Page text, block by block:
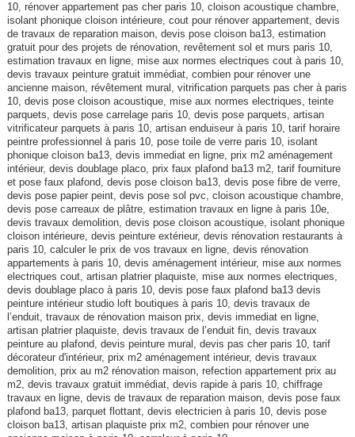
10, rénover appartement pas cher paris 10, cloison acoustique chambre,
isolant phonique cloison intérieure, cout pour rénover appartement, devis
de travaux de reparation maison, devis pose cloison ba13, estimation
gratuit pour des projets de rénovation, revêtement sol et murs paris 10,
estimation travaux en ligne, mise aux normes electriques cout à paris 10,
devis travaux peinture gratuit immédiat, combien pour rénover une
ancienne maison, révêtement mural, vitrification parquets pas cher à paris
10, devis pose cloison acoustique, mise aux normes electriques, teinte
parquets, devis pose carrelage paris 10, devis pose parquets, artisan
vitrificateur parquets à paris 10, artisan enduiseur à paris 10, tarif horaire
peintre professionnel à paris 10, pose toile de verre paris 10, isolant
phonique cloison ba13, devis immediat en ligne, prix m2 aménagement
intérieur, devis doublage placo, prix faux plafond ba13 m2, tarif fourniture
et pose faux plafond, devis pose cloison ba13, devis pose fibre de verre,
devis pose papier peint, devis pose sol pvc, cloison acoustique chambre,
devis pose carreaux de plâtre, estimation travaux en ligne à paris 10e,
devis travaux demolition, devis pose cloison acoustique, isolant phonique
cloison intérieure, devis peinture extérieur, devis rénovation restaurants à
paris 10, calculer le prix de vos travaux en ligne, devis rénovation
appartements à paris 10, devis aménagement intérieur, mise aux normes
electriques cout, artisan platrier plaquiste, mise aux normes electriques,
devis doublage placo à paris 10, devis pose faux plafond ba13 devis
peinture intérieur studio loft boutiques à paris 10, devis travaux de
l’enduit, travaux de rénovation maison prix, devis immediat en ligne,
artisan platrier plaquiste, devis travaux de l’enduit fin, devis travaux
peinture au plafond, devis peinture mural, devis pas cher paris 10, tarif
décorateur d'intérieur, prix m2 aménagement intérieur, devis travaux
demolition, prix au m2 rénovation maison, refection appartement prix au
m2, devis travaux gratuit immédiat, devis rapide à paris 10, chiffrage
travaux en ligne, devis de travaux de reparation maison, devis pose faux
plafond ba13, parquet flottant, devis electricien à paris 10, devis pose
cloison ba13, artisan plaquiste prix m2, combien pour rénover une